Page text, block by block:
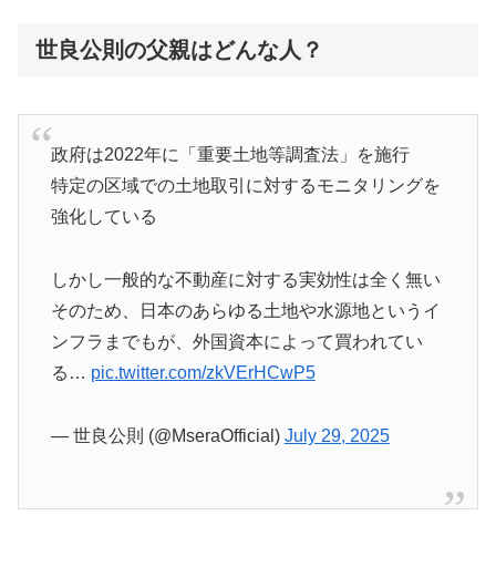
世良公則の父親はどんな人？
政府は2022年に「重要土地等調査法」を施行
特定の区域での土地取引に対するモニタリングを
強化している
しかし一般的な不動産に対する実効性は全く無い
そのため、日本のあらゆる土地や水源地というイ
ンフラまでもが、外国資本によって買われてい
る… pic.twitter.com/zkVErHCwP5
— 世良公則 (@MseraOfficial) July 29, 2025